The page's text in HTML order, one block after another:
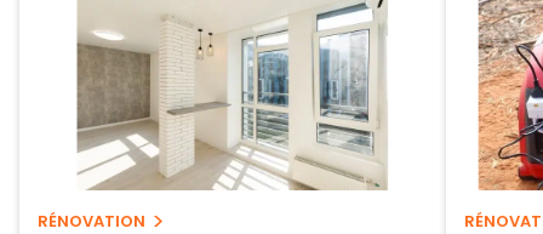
RÉNOVATION